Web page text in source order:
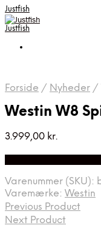
Justfish
Justfish
Forside / Nyheder /
Westin W8
3.999,00 kr.
Varenummer (SKU):
Varemærke: Westin
Previous Product
Next Product